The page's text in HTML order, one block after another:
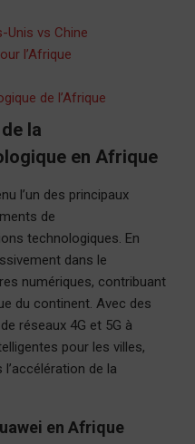
Unis vs Chine
l’Afrique
de l’Afrique
la
en Afrique
l’un des principaux
de
technologiques. En
dans le
numériques, contribuant
du continent. Avec des
réseaux 4G et 5G à
pour les villes,
de la
en Afrique